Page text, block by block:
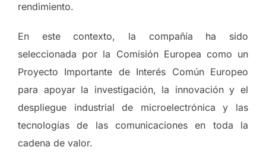
rendimiento.
En este contexto, la compañía ha sido
seleccionada por la Comisión Europea como un
Proyecto Importante de Interés Común Europeo
para apoyar la investigación, la innovación y el
despliegue industrial de microelectrónica y las
tecnologías de las comunicaciones en toda la
cadena de valor.